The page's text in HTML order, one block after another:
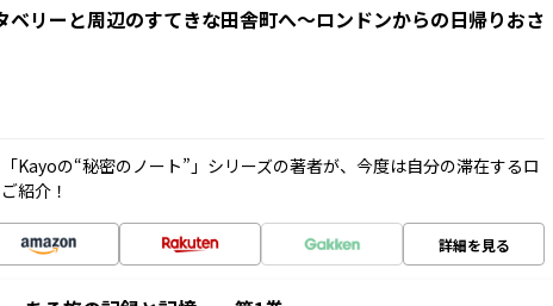
ベリーと周辺のすてきな田舎町へ～ロンドンからの日帰りおさ
Kayoの“秘密のノート”」シリーズの著者が、今度は自分の滞在するロ
紹介！
詳細を見る